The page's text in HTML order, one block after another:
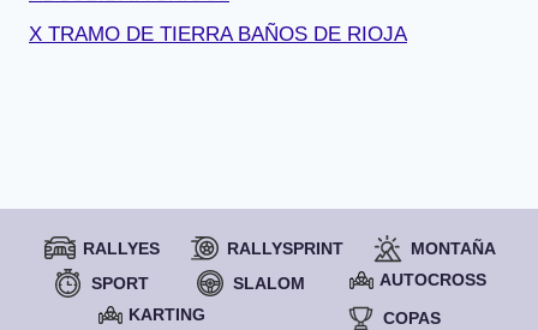
X TRAMO DE TIERRA BAÑOS DE RIOJA
RALLYES RALLYSPRINT
MONTAÑA
SPORT
SLALOM
AUTOCROSS
KARTING
COPAS